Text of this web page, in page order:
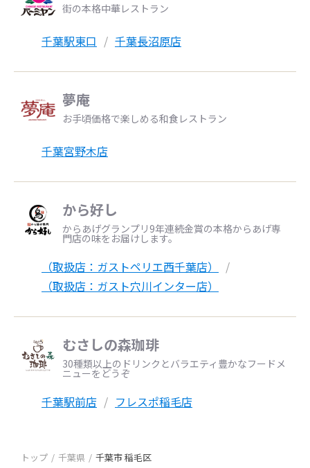
街の本格中華レストラン
千葉駅東口 千葉長沼原店
夢庵
お手頃価格で楽しめる和食レストラン
千葉宮野木店
から好し
からあげグランプリ9年連続金賞の本格からあげ専
門店の味をお届けします。
（取扱店：ガストペリエ西千葉店）
（取扱店：ガスト穴川インター店）
むさしの森珈琲
30種類以上のドリンクとバラエティ豊かなフードメ
ニューをどうぞ
千葉駅前店 フレスポ稲毛店
トップ 千葉県 千葉市 稲毛区